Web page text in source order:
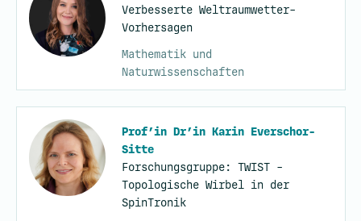
Verbesserte Weltraumwetter-
Vorhersagen
Mathematik und
Naturwissenschaften
Prof’in Dr’in Karin Everschor-
Sitte
Forschungsgruppe: TWIST -
Topologische Wirbel in der
SpinTronik